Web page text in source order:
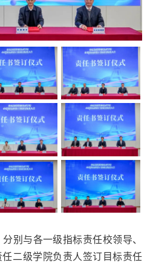
别与各一级指标责任校领导、
二级学院负责人签订目标责任